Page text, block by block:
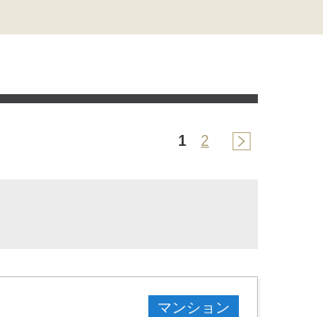
1 2
マンション